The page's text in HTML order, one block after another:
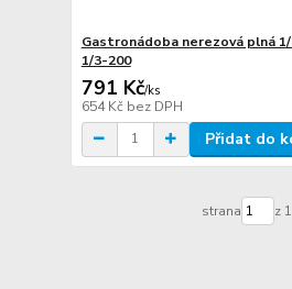
Gastronádoba nerezová plná 1/
1/3-200
791 Kč/ks
654 Kč bez DPH
Přidat do
strana z 1